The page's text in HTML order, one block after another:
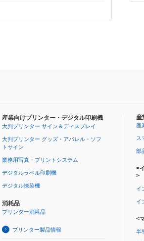
産業向けプリンター・デジタル印刷機
大判プリンター サイン＆ディスプレイ
大判プリンター グッズ・アパレル・ソフ
トサイン
業務用写真・プリントシステム
デジタルラベル印刷機
デジタル捺染機
消耗品
プリンター消耗品
プリンター製品情報
産
産
ス
部
<
>
イ
イ
<
半